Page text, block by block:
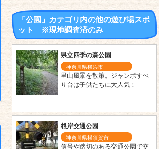
「公園」カテゴリ内の他の遊び場スポ
ット ※現地調査済のみ
県立四季の森公園
神奈川県横浜市
里山風景を散策。ジャンボすべ
り台は子供たちに大人気！
根岸交通公園
神奈川県横須賀市
信号や踏切のある交通公園で交